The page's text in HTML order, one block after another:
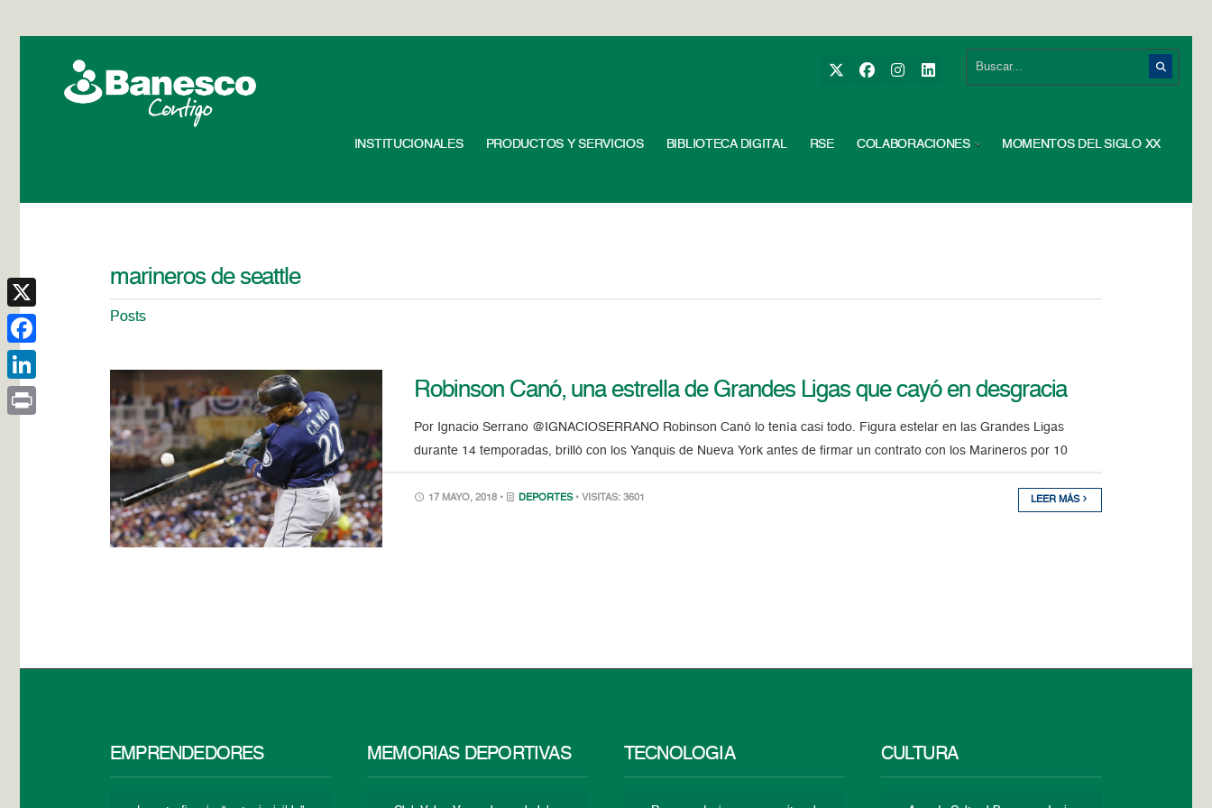
INSTITUCIONALES PRODUCTOS Y SERVICIOS BIBLIOTECA DIGITAL RSE COLABORACIONES MOMENTOS DEL SIGLO XX
marineros de seattle
Posts
Robinson Canó, una estrella de Grandes Ligas que cayó en desgracia
Por Ignacio Serrano @IGNACIOSERRANO Robinson Canó lo tenía casi todo. Figura estelar en las Grandes Ligas
durante 14 temporadas, brilló con los Yanquis de Nueva York antes de firmar un contrato con los Marineros por 10
17 MAYO, 2018 • DEPORTES • VISITAS: 3601 LEER MÁS
EMPRENDEDORES MEMORIAS DEPORTIVAS TECNOLOGÍA CULTURA
X
Facebook
LinkedIn